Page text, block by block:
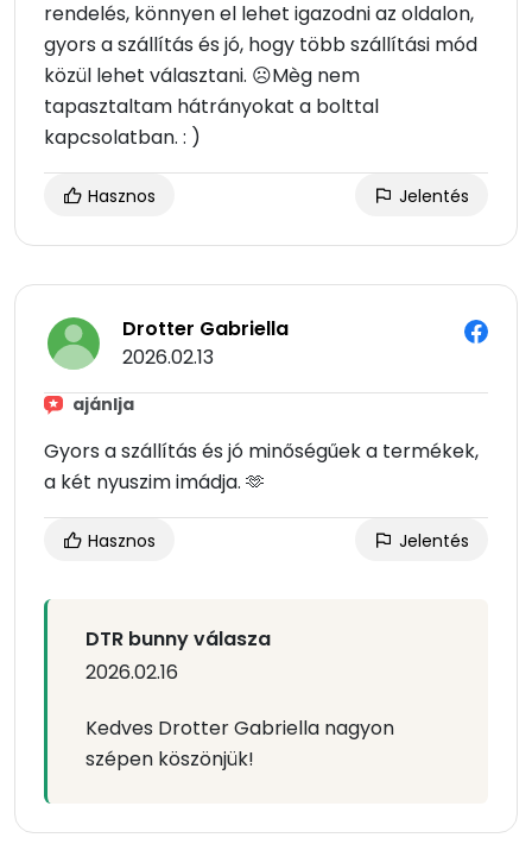
rendelés, könnyen el lehet igazodni az oldalon,
gyors a szállítás és jó, hogy több szállítási mód
közül lehet választani. ☹Mèg nem
tapasztaltam hátrányokat a bolttal
kapcsolatban. : )
Hasznos Jelentés
Drotter Gabriella
2026.02.13
ajánlja
Gyors a szállítás és jó minőségűek a termékek,
a két nyuszim imádja. 🫶
Hasznos Jelentés
DTR bunny válasza
2026.02.16
Kedves Drotter Gabriella nagyon
szépen köszönjük!